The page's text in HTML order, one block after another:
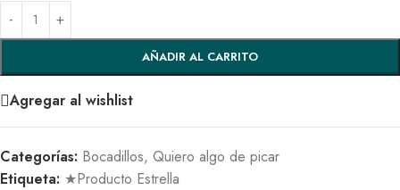
AÑADIR AL CARRITO
Agregar al wishlist
Categorías: Bocadillos, Quiero algo de picar
Etiqueta: ★Producto Estrella